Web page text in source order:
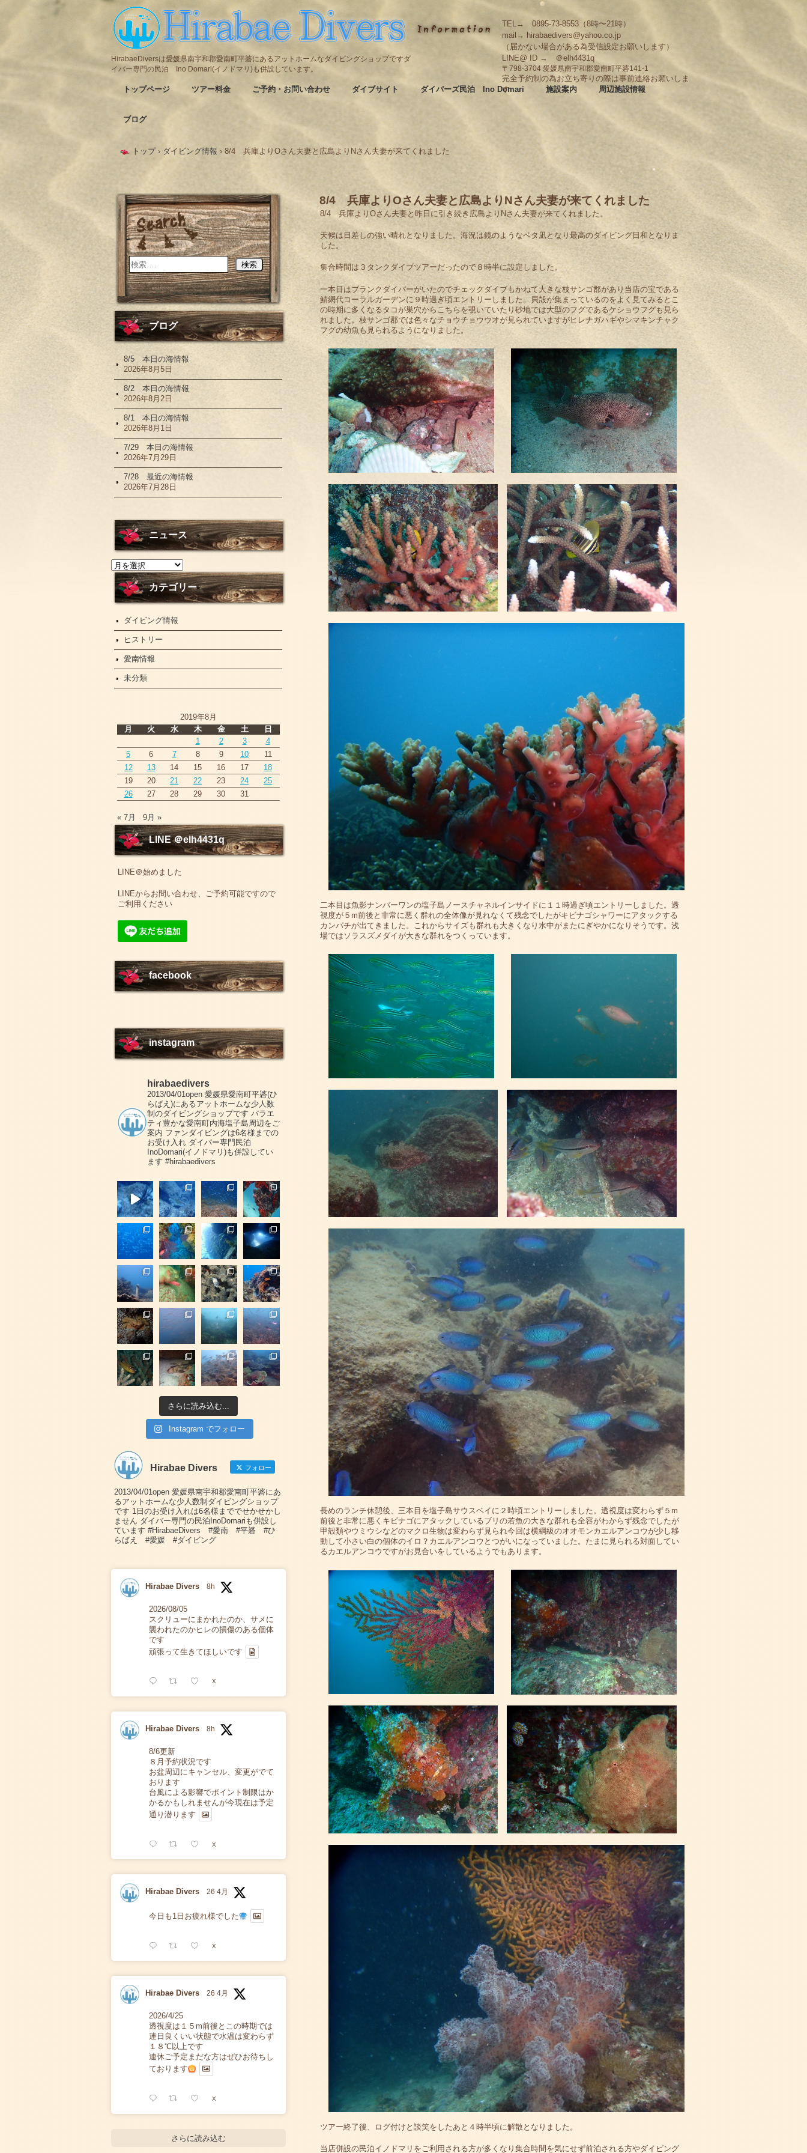
HirabaeDiversは愛媛県南宇和郡愛南町平碆にあるアットホームなダイビングショップですダ
イバー専門の民泊 Ino Domari(イノドマリ)も併設しています。
TEL→ 0895-73-8553（8時〜21時）
mail→ hirabaedivers@yahoo.co.jp
（届かない場合がある為受信設定お願いします）
LINE@ ID → ＠elh4431q
〒798-3704 愛媛県南宇和郡愛南町平碆141-1
完全予約制の為お立ち寄りの際は事前連絡お願いしま
す
トップページ ツアー料金 ご予約・お問い合わせ ダイブサイト ダイバーズ民泊 Ino Domari 施設案内 周辺施設情報
ブログ
トップ › ダイビング情報 › 8/4 兵庫よりOさん夫妻と広島よりNさん夫妻が来てくれました
8/4 兵庫よりOさん夫妻と広島よりNさん夫妻が来てくれました
8/4 兵庫よりOさん夫妻と昨日に引き続き広島よりNさん夫妻が来てくれました。
天候は日差しの強い晴れとなりました。海況は鏡のようなベタ凪となり最高のダイビング日和となりま
した。
集合時間は３タンクダイブツアーだったので８時半に設定しました。
一本目はブランクダイバーがいたのでチェックダイブもかねて大きな枝サンゴ郡があり当店の宝である
鯖網代コーラルガーデンに９時過ぎ頃エントリーしました。貝殻が集まっているのをよく見てみるとこ
の時期に多くなるタコが巣穴からこちらを覗いていたり砂地では大型のフグであるケショウフグも見ら
れました。枝サンゴ郡では色々なチョウチョウウオが見られていますがヒレナガハギやシマキンチャク
フグの幼魚も見られるようになりました。
二本目は魚影ナンバーワンの塩子島ノースチャネルインサイドに１１時過ぎ頃エントリーしました。透
視度が５m前後と非常に悪く群れの全体像が見れなくて残念でしたがキビナゴシャワーにアタックする
カンパチが出てきました。これからサイズも群れも大きくなり水中がまたにぎやかになりそうです。浅
場ではソラスズメダイが大きな群れをつくっています。
長めのランチ休憩後、三本目を塩子島サウスベイに２時頃エントリーしました。透視度は変わらず５m
前後と非常に悪くキビナゴにアタックしているブリの若魚の大きな群れも全容がわからず残念でしたが
甲殻類やウミウシなどのマクロ生物は変わらず見られ今回は横綱級のオオモンカエルアンコウが少し移
動して小さい白の個体のイロ？カエルアンコウとつがいになっていました。たまに見られる対面してい
るカエルアンコウですがお見合いをしているようでもあります。
ツアー終了後、ログ付けと談笑をしたあと４時半頃に解散となりました。
当店併設の民泊イノドマリをご利用される方が多くなり集合時間を気にせず前泊される方やダイビング
ブログ
8/5 本日の海情報
2026年8月5日
8/2 本日の海情報
2026年8月2日
8/1 本日の海情報
2026年8月1日
7/29 本日の海情報
2026年7月29日
7/28 最近の海情報
2026年7月28日
ニュース
ニ
ュ
ー
カテゴリー
ダイビング情報
ヒストリー
愛南情報
未分類
2019年8月
月
火 水 木 金 土
日
1
2 3
4
5
6 7 8 9 10
11
12
13 14 15 16 17
18
19
20 21 22 23 24
25
26
27 28 29 30 31
« 7月 9月 »
LINE ＠elh4431q
LINE＠始めました
LINEからお問い合わせ、ご予約可能ですので
ご利用ください
facebook
instagram
hirabaedivers
2013/04/01open愛媛県愛南町平碆(ひ
らばえ)にあるアットホームな少人数
制のダイビングショップです バラエ
ティ豊かな愛南町内海塩子島周辺をご
案内 ファンダイビングは6名様までの
お受け入れダイバー専門民泊
InoDomari(イノドマリ)も併設してい
ます #hirabaedivers
さらに読み込む...
Instagram でフォロー
Hirabae Divers フォロー
2013/04/01open 愛媛県南宇和郡愛南町平碆にあ
るアットホームな少人数制ダイビングショップ
です 1日のお受け入れは6名様まででせかせかし
ません ダイバー専門の民泊InoDomariも併設し
ています #HirabaeDivers #愛南 #平碆 #ひ
らばえ #愛媛 #ダイビング
Hirabae Divers 8h
2026/08/05
スクリューにまかれたのか、サメに
襲われたのかヒレの損傷のある個体
です
頑張って生きてほしいです
X
Hirabae Divers 8h
8/6更新
８月予約状況です
お盆周辺にキャンセル、変更がでて
おります
台風による影響でポイント制限はか
かるかもしれませんが今現在は予定
通り潜ります
X
Hirabae Divers 26 4月
今日も1日お疲れ様でした
X
Hirabae Divers 26 4月
2026/4/25
透視度は１５m前後とこの時期では
連日良くいい状態で水温は変わらず
１８℃以上です
連休ご予定まだな方はぜひお待ちし
ております
X
さらに読み込む